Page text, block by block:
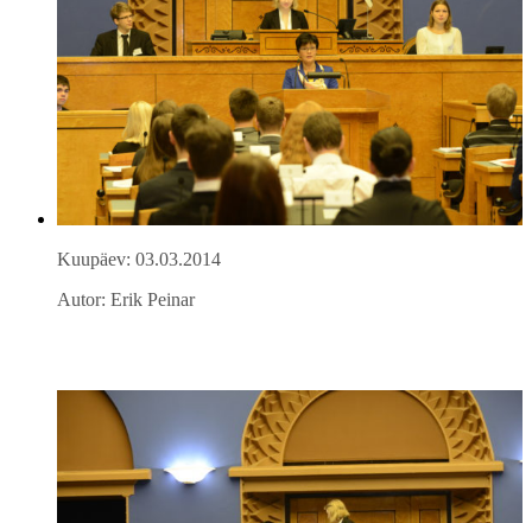
Kuupäev: 03.03.2014
Autor: Erik Peinar